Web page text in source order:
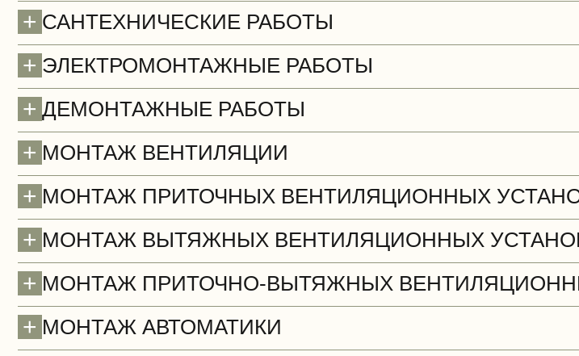
+ САНТЕХНИЧЕСКИЕ РАБОТЫ
+ ЭЛЕКТРОМОНТАЖНЫЕ РАБОТЫ
+ ДЕМОНТАЖНЫЕ РАБОТЫ
Полы (демонтаж)
+ МОНТАЖ ВЕНТИЛЯЦИИ
+ МОНТАЖ ПРИТОЧНЫХ ВЕНТИЛЯЦИОННЫХ
+ МОНТАЖ ВЫТЯЖНЫХ ВЕНТИЛЯЦИОННЫХ
+ МОНТАЖ ПРИТОЧНО-ВЫТЯЖНЫХ
+ МОНТАЖ АВТОМАТИКИ